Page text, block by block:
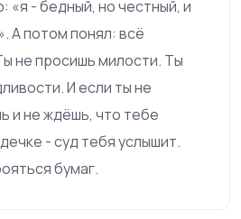
«я - бедный, но честный, и
А потом понял: всё
не просишь милости. Ты
И если ты не
и не ждёшь, что тебе
- суд тебя услышит.
бумаг.